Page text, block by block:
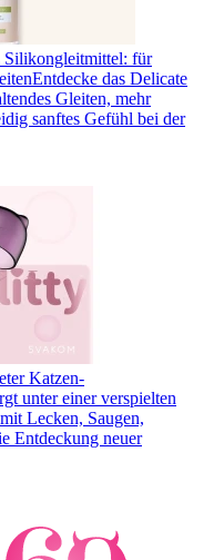
Silikongleitmittel: für
Entdecke das Delicate
Gleiten, mehr
sanftes Gefühl bei der
Katzen-
unter einer verspielten
Lecken, Saugen,
Entdeckung neuer